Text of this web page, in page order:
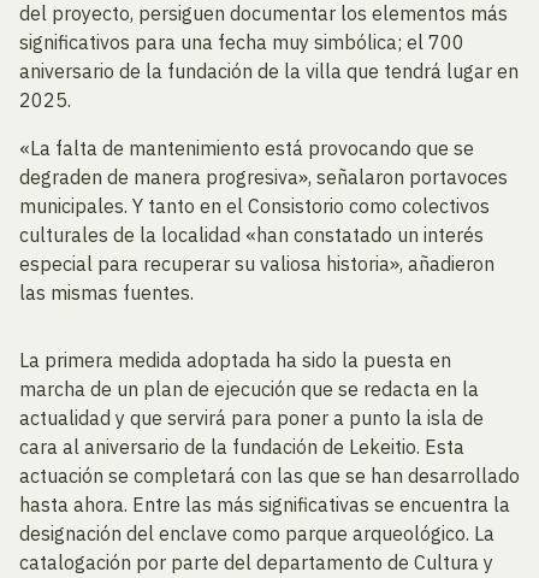
del proyecto, persiguen documentar los elementos más
significativos para una fecha muy simbólica; el 700
aniversario de la fundación de la villa que tendrá lugar en
2025.
«La falta de mantenimiento está provocando que se
degraden de manera progresiva», señalaron portavoces
municipales. Y tanto en el Consistorio como colectivos
culturales de la localidad «han constatado un interés
especial para recuperar su valiosa historia», añadieron
las mismas fuentes.
La primera medida adoptada ha sido la puesta en
marcha de un plan de ejecución que se redacta en la
actualidad y que servirá para poner a punto la isla de
cara al aniversario de la fundación de Lekeitio. Esta
actuación se completará con las que se han desarrollado
hasta ahora. Entre las más significativas se encuentra la
designación del enclave como parque arqueológico. La
catalogación por parte del departamento de Cultura y